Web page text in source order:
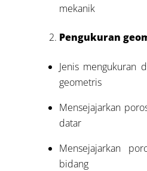
mekanik
Pengukuran
Jenis mengukuran
geometris
Mensejajarkan
datar
Mensejajarkan
bidang